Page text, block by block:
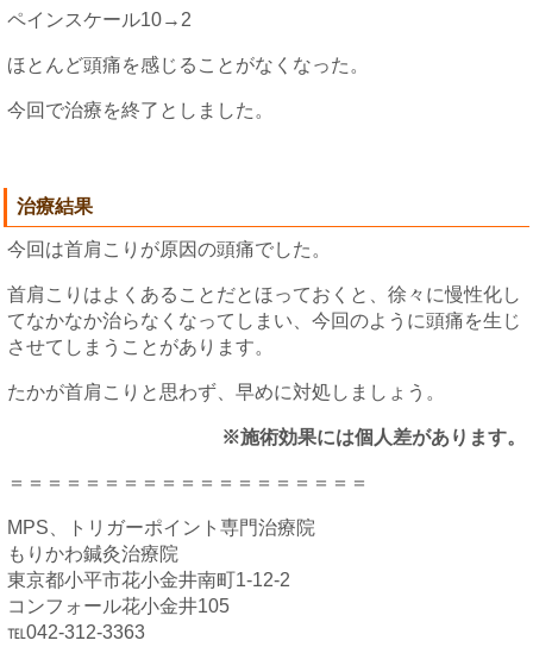
ペインスケール10→2
ほとんど頭痛を感じることがなくなった。
今回で治療を終了としました。
治療結果
今回は首肩こりが原因の頭痛でした。
首肩こりはよくあることだとほっておくと、徐々に慢性化し
てなかなか治らなくなってしまい、今回のように頭痛を生じ
させてしまうことがあります。
たかが首肩こりと思わず、早めに対処しましょう。
※施術効果には個人差があります。
＝＝＝＝＝＝＝＝＝＝＝＝＝＝＝＝＝＝＝
MPS、トリガーポイント専門治療院
もりかわ鍼灸治療院
東京都小平市花小金井南町1-12-2
コンフォール花小金井105
℡042-312-3363